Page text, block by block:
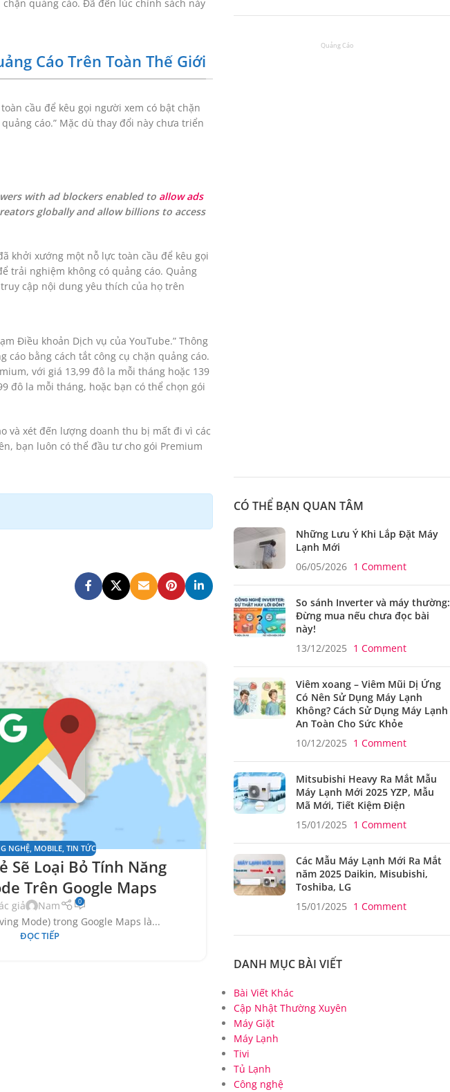
quảng cáo. Đã đến lúc chính sách này
Cáo Trên Toàn Thế Giới
cầu để kêu gọi người xem có bật chặn
cáo.” Mặc dù thay đổi này chưa triển
with ad blockers enabled to allow ads
globally and allow billions to access
khởi xướng một nỗ lực toàn cầu để kêu gọi
trải nghiệm không có quảng cáo. Quảng
cập nội dung yêu thích của họ trên
Điều khoản Dịch vụ của YouTube.” Thông
bằng cách tắt công cụ chặn quảng cáo.
với giá 13,99 đô la mỗi tháng hoặc 139
đô la mỗi tháng, hoặc bạn có thể chọn gói
và xét đến lượng doanh thu bị mất đi vì các
bạn luôn có thể đầu tư cho gói Premium
NGHỆ, MOBILE, TIN TỨC
Sẽ Loại Bỏ Tính Năng
Trên Google Maps
giả Nam 0
Mode) trong Google Maps là...
ĐỌC TIẾP
29
TH12
Instagram Đang Phát Triển
Mới Cho Phép Bạn Chia Sẻ
Đó Trên Story Của
CÓ THỂ BẠN QUAN TÂM
Những Lưu Ý Khi Lắp Đặt Máy
Lạnh Mới
06/05/2026 1 Comment
So sánh Inverter và máy thường:
Đừng mua nếu chưa đọc bài
này!
13/12/2025 1 Comment
Viêm xoang – Viêm Mũi Dị Ứng
Có Nên Sử Dụng Máy Lạnh
Không? Cách Sử Dụng Máy Lạnh
An Toàn Cho Sức Khỏe
10/12/2025 1 Comment
Mitsubishi Heavy Ra Mắt Mẫu
Máy Lạnh Mới 2025 YZP, Mẫu
Mã Mới, Tiết Kiệm Điện
15/01/2025 1 Comment
Các Mẫu Máy Lạnh Mới Ra Mắt
năm 2025 Daikin, Misubishi,
Toshiba, LG
15/01/2025 1 Comment
DANH MỤC BÀI VIẾT
Bài Viết Khác
Cập Nhật Thường Xuyên
Máy Giặt
Máy Lạnh
Tivi
Tủ Lạnh
Công nghệ